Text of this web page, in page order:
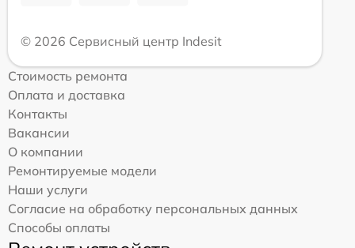
© 2026 Сервисный центр Indesit
Стоимость ремонта
Оплата и доставка
Контакты
Вакансии
О компании
Ремонтируемые модели
Наши услуги
Согласие на обработку персональных данных
Способы оплаты